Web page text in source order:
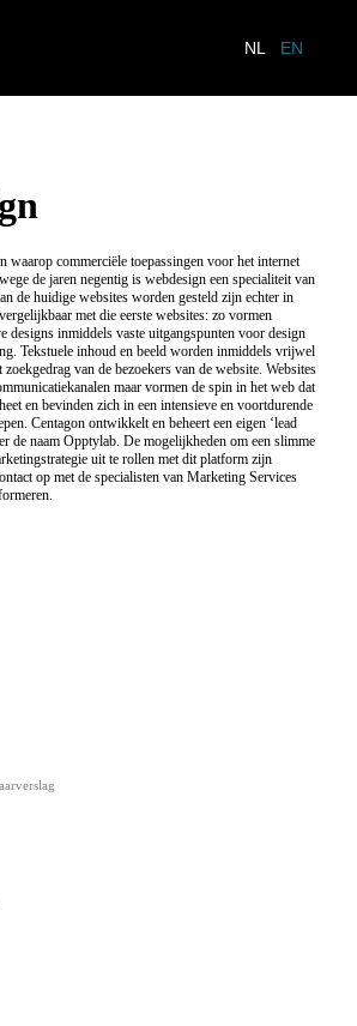
NL EN
waarop commerciële toepassingen voor het internet
de jaren negentig is webdesign een specialiteit van
de huidige websites worden gesteld zijn echter in
met die eerste websites: zo vormen
designs inmiddels vaste uitgangspunten voor design
Tekstuele inhoud en beeld worden inmiddels vrijwel
van de bezoekers van de website. Websites
maar vormen de spin in het web dat
en bevinden zich in een intensieve en voortdurende
Centagon ontwikkelt en beheert een eigen ‘lead
de naam Opptylab. De mogelijkheden om een slimme
uit te rollen met dit platform zijn
op met de specialisten van Marketing Services